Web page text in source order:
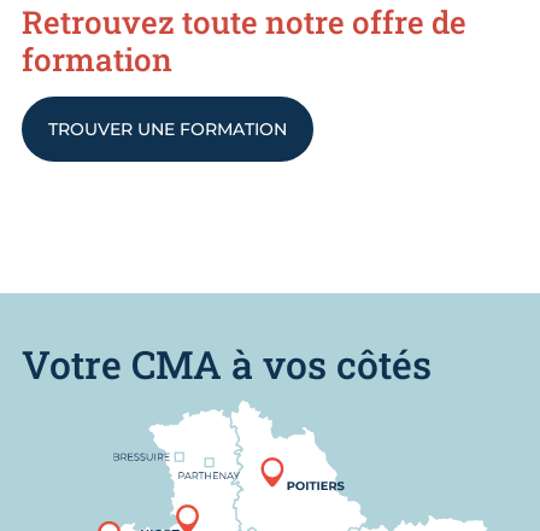
Retrouvez toute notre offre de
formation
TROUVER UNE FORMATION
Votre CMA à vos côtés